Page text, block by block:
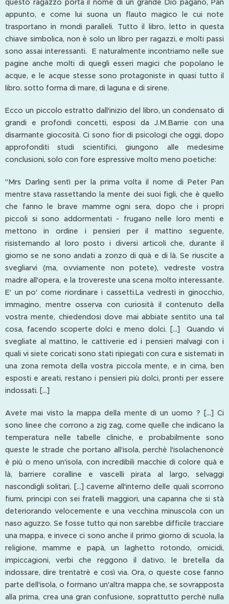
questo ragazzo porta il nome di un grande Dio pagano, Pan
appunto, e come lui suona un flauto magico le cui note
trasportano in mondi paralleli. Tutto il libro, letto in questa
chiave simbolica, non è solo un libro per ragazzi, e molti passi
sono assai interessanti. E naturalmente incontriamo nelle sue
pagine anche molti di quegli esseri magici che popolano le
acque, e le acque stesse sono protagoniste in quasi tutto il
libro. sotto forma di mare, di laguna e di sirene.
Ecco un piccolo estratto dall'inizio del libro, un condensato di
grandi e profondi concetti, esposi da J.M.Barrie con una
disarmante giocosità. Ci sono fior di psicologi che oggi, dopo
approfonditi studi scientifici, giungono alle medesime
conclusioni, solo con fore espressive molto meno poetiche:
"Mrs Darling sentì per la prima volta il nome di Peter Pan
mentre stava rassettando la mente dei suoi figli, che è quello
che fanno le brave mamme ogni sera, dopo che i propri
piccoli si sono addormentati - frugano nelle loro menti e
mettono in ordine i pensieri per il mattino seguente,
risistemando al loro posto i diversi articoli che, durante il
giorno se ne sono andati a zonzo di quà e di là. Se riuscite a
svegliarvi (ma, ovviamente non potete), vedreste vostra
madre all'opera, e la trovereste una scena molto interessante.
E' un po' come riordinare i cassetti.La vedresti in ginocchio,
immagino, mentre osserva con curiosità il contenuto della
vostra mente, chiedendosi dove mai abbiate sentito una tal
cosa, facendo scoperte dolci e meno dolci. [...] Quando vi
svegliate al mattino, le cattiverie ed i pensieri malvagi con i
quali vi siete coricati sono stati ripiegati con cura e sistemati in
una zona remota della vostra piccola mente, e in cima, ben
esposti e areati, restano i pensieri più dolci, pronti per essere
indossati. [...]
Avete mai visto la mappa della mente di un uomo ? [...] Ci
sono linee che corrono a zig zag, come quelle che indicano la
temperatura nelle tabelle cliniche, e probabilmente sono
queste le strade che portano all'isola, perchè l'isolachenoncè
è più o meno un'isola, con incredibili macchie di colore quà e
là, barriere coralline e vascelli pirata al largo, selvaggi
nascondigli solitari, [...] caverne all'interno delle quali scorrono
fiumi, principi con sei fratelli maggiori, una capanna che si stà
deteriorando velocemente e una vecchina minuscola con un
naso aguzzo. Se fosse tutto qui non sarebbe difficile tracciare
una mappa, e invece ci sono anche il primo giorno di scuola, la
religione, mamme e papà, un laghetto rotondo, omicidi,
impiccagioni, verbi che reggono il dativo, le bretella da
indossare, dire trentatrè e così via. Ora, o queste cose fanno
parte dell'isola, o formano un'altra mappa che, se sovrapposta
alla prima, crea una gran confusione, soprattutto perchè nulla